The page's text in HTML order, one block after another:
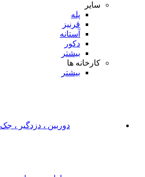
سایر
پله
قرنیز
آستانه
دکور
بیشتر
کارخانه ها
بیشتر
دوربین ، دزدگیر ، جک